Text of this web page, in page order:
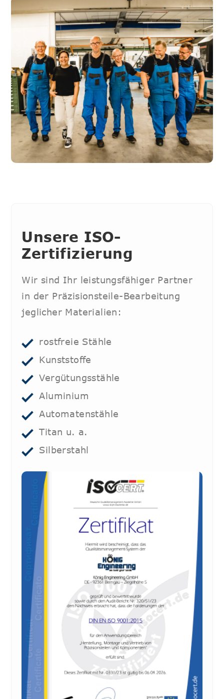
Unsere ISO-
Zertifizierung
Wir sind Ihr leistungsfähiger Partner
in der Präzisionsteile-Bearbeitung
jeglicher Materialien:
rostfreie Stähle
Kunststoffe
Vergütungsstähle
Aluminium
Automatenstähle
Titan u. a.
Silberstahl